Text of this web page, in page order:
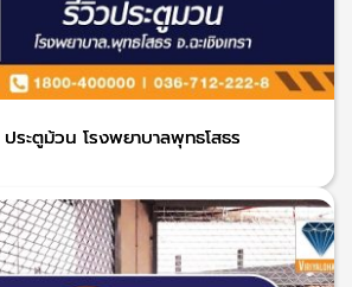
ประตูม้วน โรงพยาบาลพุทธโสธร